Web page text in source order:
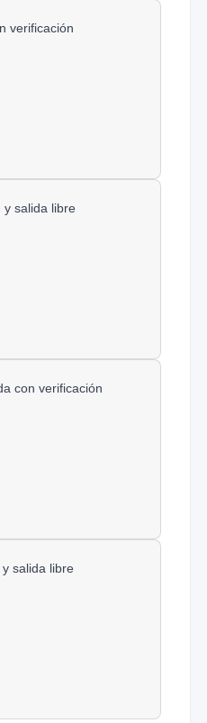
verificación
y salida libre
con verificación
salida libre